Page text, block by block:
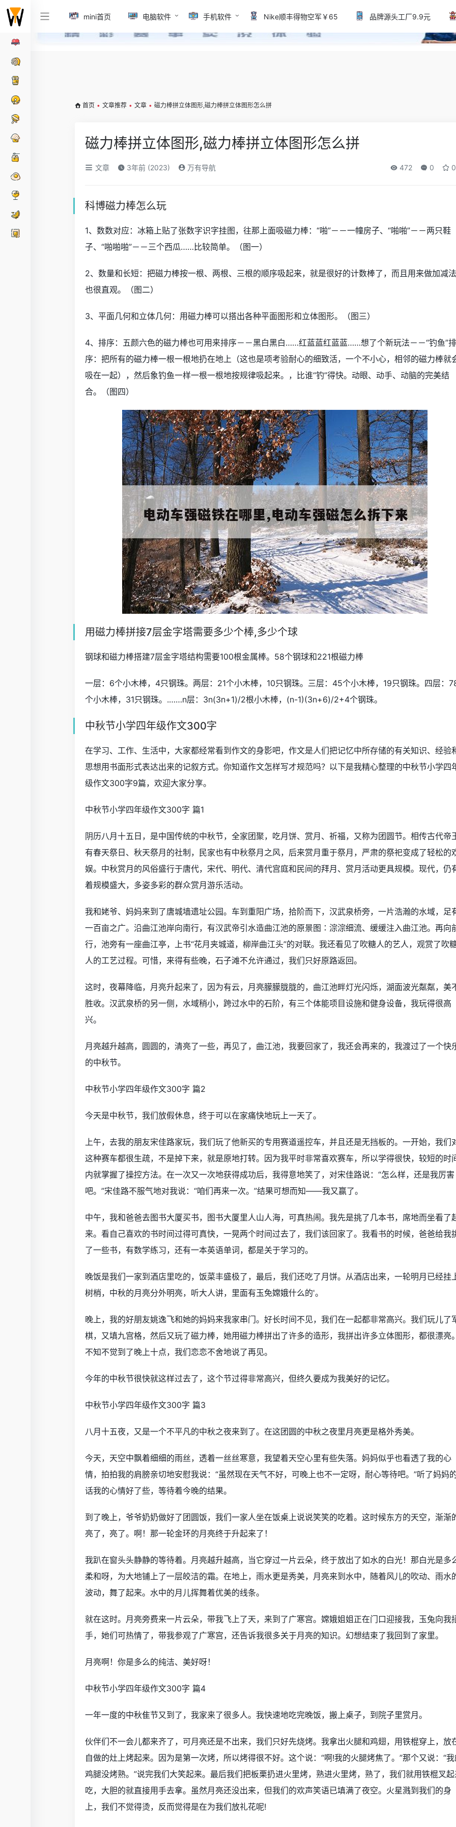
mini首页 电脑软件 手机软件 Nike顺丰得物空军￥65 品牌源头工厂9.9元
首页 • 文章推荐 • 文章 • 磁力棒拼立体图形,磁力棒拼立体图形怎么拼
磁力棒拼立体图形,磁力棒拼立体图形怎么拼
文章 3年前 (2023) 万有导航 472 0 0
科博磁力棒怎么玩
1、数数对应：冰箱上贴了张数字识字挂图，往那上面吸磁力棒：“啪”－－一幢房子、“啪啪”－－两只鞋
子、“啪啪啪”－－三个西瓜……比较简单。（图一）
2、数量和长短：把磁力棒按一根、两根、三根的顺序吸起来，就是很好的计数棒了，而且用来做加减法
也很直观。（图二）
3、平面几何和立体几何：用磁力棒可以搭出各种平面图形和立体图形。（图三）
4、排序：五颜六色的磁力棒也可用来排序－－黑白黑白……红蓝蓝红蓝蓝……想了个新玩法－－“钓鱼”排
序：把所有的磁力棒一根一根地扔在地上（这也是项考验耐心的细致活，一个不小心，相邻的磁力棒就
吸在一起），然后象钓鱼一样一根一根地按规律吸起来。，比谁“钓”得快。动眼、动手、动脑的完美结
合。（图四）
用磁力棒拼接7层金字塔需要多少个棒,多少个球
钢球和磁力棒搭建7层金字塔结构需要100根金属棒。58个钢球和221根磁力棒
一层：6个小木棒，4只钢珠。两层：21个小木棒，10只钢珠。三层：45个小木棒，19只钢珠。四层：
个小木棒，31只钢珠。.……n层：3n(3n+1)/2根小木棒，(n-1)(3n+6)/2+4个钢珠。
中秋节小学四年级作文300字
在学习、工作、生活中，大家都经常看到作文的身影吧，作文是人们把记忆中所存储的有关知识、经验
思想用书面形式表达出来的记叙方式。你知道作文怎样写才规范吗？以下是我精心整理的中秋节小学四
级作文300字9篇，欢迎大家分享。
中秋节小学四年级作文300字 篇1
阴历八月十五日，是中国传统的中秋节，全家团聚，吃月饼、赏月、祈福，又称为团圆节。相传古代帝
有春天祭日、秋天祭月的社制，民家也有中秋祭月之风，后来赏月重于祭月，严肃的祭祀变成了轻松的
娱。中秋赏月的风俗盛行于唐代，宋代、明代、清代宫庭和民间的拜月、赏月活动更具规模。现代，仍
着规模盛大，多姿多彩的群众赏月游乐活动。
我和姥爷、妈妈来到了唐城墙遗址公园。车到重阳广场，拾阶而下，汉武泉桥旁，一片浩瀚的水域，足
一百亩之广。沿曲江池岸向南行，有汉武帝引水造曲江池的原景图∶淙淙细流、缓缓注入曲江池。再向
行，池旁有一座曲江亭，上书“花月夹城道，柳岸曲江头”的对联。我还看见了吹糖人的艺人，观赏了吹
人的工艺过程。可惜，来得有些晚，石子滩不允许通过，我们只好原路返回。
这时，夜幕降临，月亮升起来了，因为有云，月亮朦朦胧胧的，曲江池畔灯光闪烁，湖面波光粼粼，美
胜收。汉武泉桥的另一侧，水域稍小，跨过水中的石阶，有三个体能项目设施和健身设备，我玩得很高
兴。
月亮越升越高，圆圆的，清亮了一些，再见了，曲江池，我要回家了，我还会再来的，我渡过了一个快
的中秋节。
中秋节小学四年级作文300字 篇2
今天是中秋节，我们放假休息，终于可以在家痛快地玩上一天了。
上午，去我的朋友宋佳路家玩，我们玩了他新买的专用赛道遥控车，并且还是无挡板的。一开始，我们
这种赛车都很生疏，不是掉下来，就是原地打转。因为我平时非常喜欢赛车，所以学得很快，较短的时
内就掌握了操控方法。在一次又一次地获得成功后，我得意地笑了，对宋佳路说：“怎么样，还是我厉害
吧。”宋佳路不服气地对我说：“咱们再来一次。”结果可想而知——我又赢了。
中午，我和爸爸去图书大厦买书，图书大厦里人山人海，可真热闹。我先是挑了几本书，席地而坐看了
来。看自己喜欢的书时间过得可真快，一晃两个时间过去了，我们该回家了。我看书的时候，爸爸给我
了一些书，有数学练习，还有一本英语单词，都是关于学习的。
晚饭是我们一家到酒店里吃的，饭菜丰盛极了，最后，我们还吃了月饼。从酒店出来，一轮明月已经挂
树梢，中秋的月亮分外明亮，听大人讲，里面有玉免嫦娥什么的'。
晚上，我的好朋友姚逸飞和她的妈妈来我家串门。好长时间不见，我们在一起都非常高兴。我们玩儿了
棋，又填九宫格，然后又玩了磁力棒，她用磁力棒拼出了许多的造形，我拼出许多立体图形，都很漂亮。
不知不觉到了晚上十点，我们恋恋不舍地说了再见。
今年的中秋节很快就这样过去了，这个节过得非常高兴，但终久要成为我美好的记忆。
中秋节小学四年级作文300字 篇3
八月十五夜，又是一个不平凡的中秋之夜来到了。在这团圆的中秋之夜里月亮更是格外秀美。
今天，天空中飘着细细的雨丝，透着一丝丝寒意，我望着天空心里有些失落。妈妈似乎也看透了我的心
情，拍拍我的肩膀亲切地安慰我说：“虽然现在天气不好，可晚上也不一定呀，耐心等待吧。”听了妈妈
话我的心情好了些，等待着今晚的结果。
到了晚上，爷爷奶奶做好了团圆饭，我们一家人坐在饭桌上说说笑笑的吃着。这时候东方的天空，渐渐
亮了，亮了。啊！那一轮金环的月亮终于升起来了！
我趴在窗头头静静的等待着。月亮越升越高，当它穿过一片云朵，终于放出了如水的白光！那白光是多
柔和呀，为大地铺上了一层皎洁的霜。在地上，雨水更是秀美，月亮来到水中，随着风儿的吹动、雨水
波动，舞了起来。水中的月儿挥舞着优美的线条。
就在这时。月亮旁费来一片云朵，带我飞上了天，来到了广寒宫。嫦娥姐姐正在门口迎接我，玉兔向我
手，她们可热情了，带我参观了广寒宫，还告诉我很多关于月亮的知识。幻想结束了我回到了家里。
月亮啊！你是多么的纯洁、美好呀！
中秋节小学四年级作文300字 篇4
一年一度的中秋隹节又到了，我家来了很多人。我快速地吃完晚饭，搬上桌子，到院子里赏月。
伙伴们不一会儿都来齐了，可月亮还是不出来，我们只好先烧烤。我拿出火腿和鸡翅，用铁棍穿上，放
自做的灶上烤起来。因为是第一次烤，所以烤得很不好。这个说：“啊!我的火腿烤焦了。”那个又说：“我
鸡腿没烤熟。”说完我们大笑起来。最后我们把板栗扔进火里烤，熟进火里烤，熟了，我们就用铁棍叉
吃，大胆的就直接用手去拿。虽然月亮还没出来，但我们的欢声笑语已填满了夜空。火星溅到我们的身
上，我们不觉得烫，反而觉得是在为我们放礼花呢!